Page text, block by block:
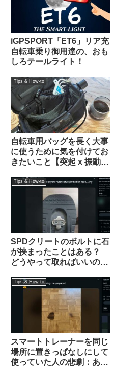
iGPSPORT「ET6」リア充
自転車乗り御用達の、おも
しろテールライト！
Tips & How-to
自転車用バッグを長く大事
に使うために気を付けてお
きたいこと【突起 x 振動
Tips & How-to
SPDクリートのボルトに石
が挟まったことはある？
どうやって取ればいいの？
Tips & How-to
スマートトレーナーを同じ
場所に置きっぱなしにして
使っていた人の悲劇：あな